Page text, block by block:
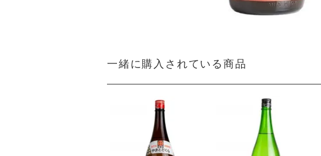
一緒に購入されている商品